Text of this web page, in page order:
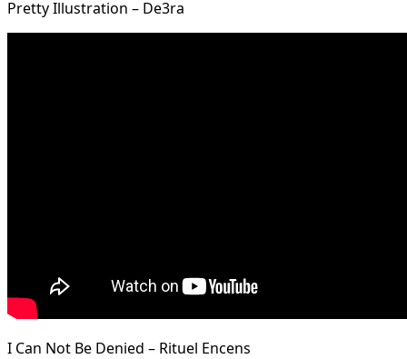
Pretty Illustration – De3ra
I Can Not Be Denied – Rituel Encens